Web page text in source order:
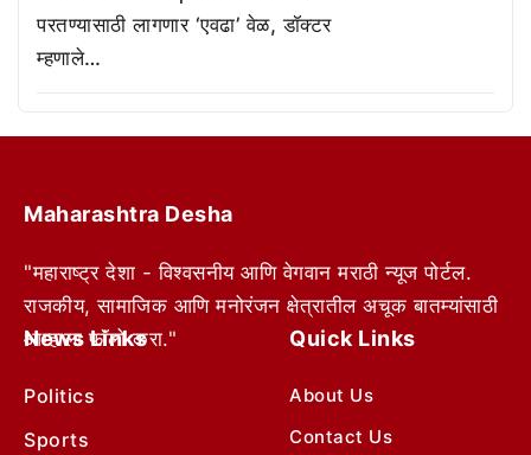
परतण्यासाठी लागणार ‘एवढा’ वेळ, डॉक्टर
म्हणाले…
Maharashtra Desha
"महाराष्ट्र देशा - विश्वसनीय आणि वेगवान मराठी न्यूज पोर्टल.
राजकीय, सामाजिक आणि मनोरंजन क्षेत्रातील अचूक बातम्यांसाठी
आम्हाला फॉलो करा."
News Links
Politics
Sports
Quick Links
About Us
Contact Us